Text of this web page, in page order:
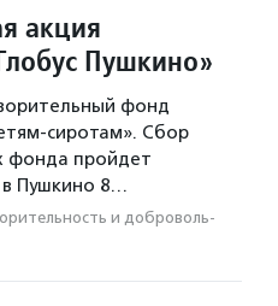
акция
Пушкино»
фонд
сиротам». Сбор
фонда пройдет
в Пушкино 8…
и доброволь­